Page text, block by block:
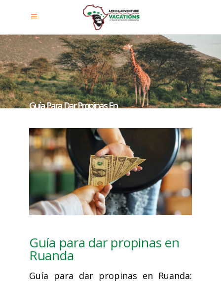
Guía Para Dar Propinas En
Ruanda
Guía para dar propinas en
Ruanda
Guía para dar propinas en Ruanda: